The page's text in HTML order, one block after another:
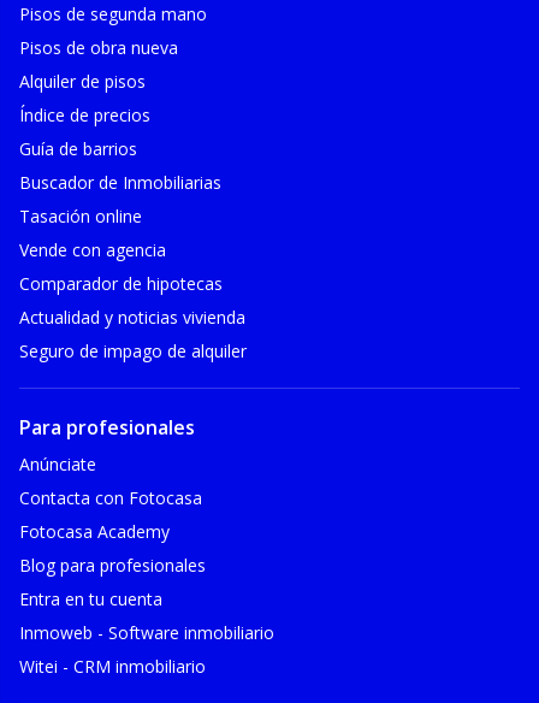
Pisos de segunda mano
Pisos de obra nueva
Alquiler de pisos
Índice de precios
Guía de barrios
Buscador de Inmobiliarias
Tasación online
Vende con agencia
Comparador de hipotecas
Actualidad y noticias vivienda
Seguro de impago de alquiler
Para profesionales
Anúnciate
Contacta con Fotocasa
Fotocasa Academy
Blog para profesionales
Entra en tu cuenta
Inmoweb - Software inmobiliario
Witei - CRM inmobiliario